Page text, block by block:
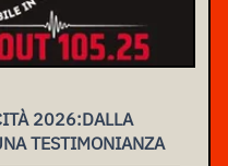
2026:DALLA
TESTIMONIANZA